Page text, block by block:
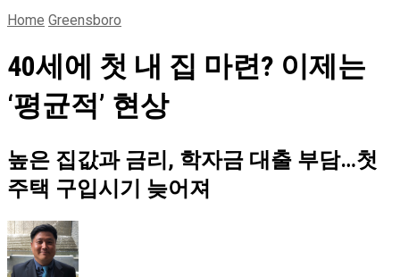
Home Greensboro
40세에 첫 내 집 마련? 이제는
‘평균적’ 현상
높은 집값과 금리, 학자금 대출 부담…첫
주택 구입시기 늦어져